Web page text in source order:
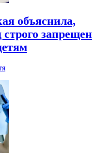
объяснила,
запрещен